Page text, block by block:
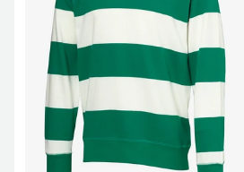
S XL 2XL